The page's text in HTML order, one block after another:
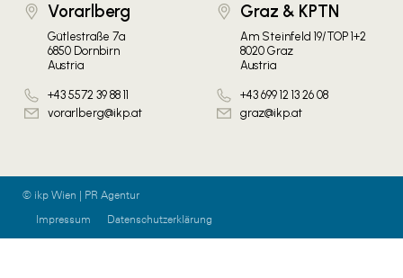
Vorarlberg
Gütlestraße 7a
6850 Dornbirn
Austria
+43 5572 39 88 11
vorarlberg@ikp.at
Graz & KPTN
Am Steinfeld 19/TOP 1+2
8020 Graz
Austria
+43 699 12 13 26 08
graz@ikp.at
© ikp Wien | PR Agentur
Impressum
Datenschutzerklärung